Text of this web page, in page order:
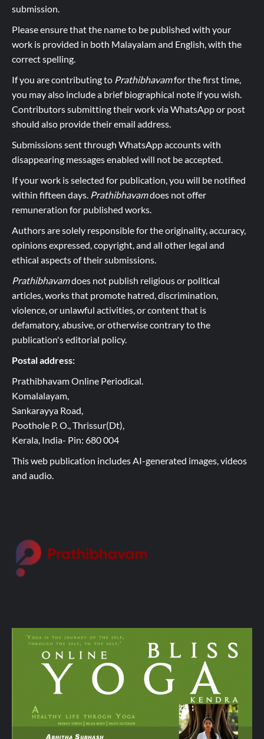
submission.
Please ensure that the name to be published with your
work is provided in both Malayalam and English, with the
correct spelling.
If you are contributing to Prathibhavamfor the first time,
you may also include a brief biographical note if you wish.
Contributors submitting their work via WhatsApp or post
should also provide their email address.
Submissions sent through WhatsApp accounts with
disappearing messages enabled will not be accepted.
If your work is selected for publication, you will be notified
within fifteen days. Prathibhavamdoes not offer
remuneration for published works.
Authors are solely responsible for the originality, accuracy,
opinions expressed, copyright, and all other legal and
ethical aspects of their submissions.
Prathibhavamdoes not publish religious or political
articles, works that promote hatred, discrimination,
violence, or unlawful activities, or content that is
defamatory, abusive, or otherwise contrary to the
publication's editorial policy.
Postal address:
Prathibhavam Online Periodical.
Komalalayam,
Sankarayya Road,
Poothole P. O., Thrissur(Dt),
Kerala, India- Pin: 680 004
This web publication includes AI-generated images, videos
and audio.